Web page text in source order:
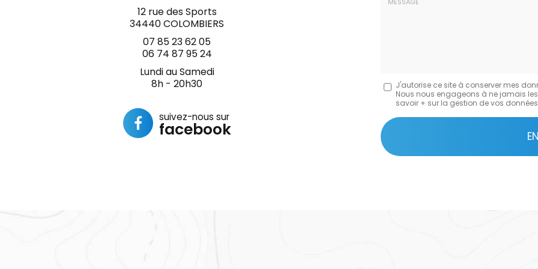
12 rue des Sports
34440 COLOMBIERS
07 85 23 62 05
06 74 87 95 24
Lundi au Samedi
8h - 20h30
suivez-nous sur
facebook
Message
J'autorise ce site à conserver mes
Nous nous engageons à ne jamais
savoir + sur la gestion de vos
Acceptation
RGPD
*